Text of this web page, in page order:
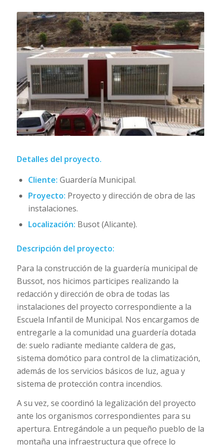
Detalles del proyecto.
Cliente: Guardería Municipal.
Proyecto: Proyecto y dirección de obra de las
instalaciones.
Localización: Busot (Alicante).
Descripción del proyecto:
Para la construcción de la guardería municipal de
Bussot, nos hicimos participes realizando la
redacción y dirección de obra de todas las
instalaciones del proyecto correspondiente a la
Escuela Infantil de Municipal. Nos encargamos de
entregarle a la comunidad una guardería dotada
de: suelo radiante mediante caldera de gas,
sistema domótico para control de la climatización,
además de los servicios básicos de luz, agua y
sistema de protección contra incendios.
A su vez, se coordinó la legalización del proyecto
ante los organismos correspondientes para su
apertura. Entregándole a un pequeño pueblo de la
montaña una infraestructura que ofrece lo